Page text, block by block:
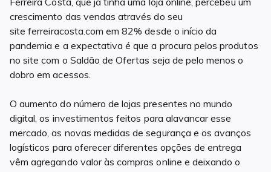
crescimento das vendas através do seu
site ferreiracosta.com em 82% desde o início da
pandemia e a expectativa é que a procura pelos produtos
no site com o Saldão de Ofertas seja de pelo menos o
dobro em acessos.
O aumento do número de lojas presentes no mundo
digital, os investimentos feitos para alavancar esse
mercado, as novas medidas de segurança e os avanços
logísticos para oferecer diferentes opções de entrega
vêm agregando valor às compras online e deixando o